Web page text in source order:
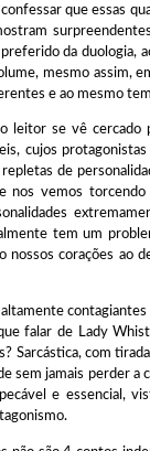
que essas
da duologia,
mesmo assim,
e ao mesmo
leitor se vê
cujos
de
nos vemos
tem um
nossos corações
falar de Lady
Sarcástica, com
sem jamais perder
e essencial,